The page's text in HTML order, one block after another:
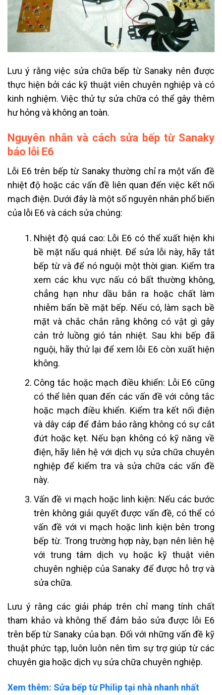
Lưu ý rằng việc sửa chữa bếp từ Sanaky nên được
thực hiện bởi các kỹ thuật viên chuyên nghiệp và có
kinh nghiệm. Việc thử tự sửa chữa có thể gây thêm
hư hỏng và không an toàn.
Nguyên nhân và cách sửa bếp từ Sanaky
báo lỗi E6
Lỗi E6 trên bếp từ Sanaky thường chỉ ra một vấn đề
nhiệt độ hoặc các vấn đề liên quan đến việc kết nối
mạch điện. Dưới đây là một số nguyên nhân phổ biến
của lỗi E6 và cách sửa chúng:
Nhiệt độ quá cao: Lỗi E6 có thể xuất hiện khi
bề mặt nấu quá nhiệt. Để sửa lỗi này, hãy tắt
bếp từ và để nó nguội một thời gian. Kiểm tra
xem các khu vực nấu có bất thường không,
chẳng hạn như dầu bắn ra hoặc chất làm
nhiễm bẩn bề mặt bếp. Nếu có, làm sạch bề
mặt và chắc chắn rằng không có vật gì gây
cản trở luồng gió tản nhiệt. Sau khi bếp đã
nguội, hãy thử lại để xem lỗi E6 còn xuất hiện
không.
Công tắc hoặc mạch điều khiển: Lỗi E6 cũng
có thể liên quan đến các vấn đề với công tắc
hoặc mạch điều khiển. Kiểm tra kết nối điện
và dây cáp để đảm bảo rằng không có sự cắt
đứt hoặc kẹt. Nếu bạn không có kỹ năng về
điện, hãy liên hệ với dịch vụ sửa chữa chuyên
nghiệp để kiểm tra và sửa chữa các vấn đề
này.
Vấn đề vi mạch hoặc linh kiện: Nếu các bước
trên không giải quyết được vấn đề, có thể có
vấn đề với vi mạch hoặc linh kiện bên trong
bếp từ. Trong trường hợp này, bạn nên liên hệ
với trung tâm dịch vụ hoặc kỹ thuật viên
chuyên nghiệp của Sanaky để được hỗ trợ và
sửa chữa.
Lưu ý rằng các giải pháp trên chỉ mang tính chất
tham khảo và không thể đảm bảo sửa được lỗi E6
trên bếp từ Sanaky của bạn. Đối với những vấn đề kỹ
thuật phức tạp, luôn luôn nên tìm sự trợ giúp từ các
chuyên gia hoặc dịch vụ sửa chữa chuyên nghiệp.
Xem thêm: Sửa bếp từ Philip tại nhà nhanh nhất